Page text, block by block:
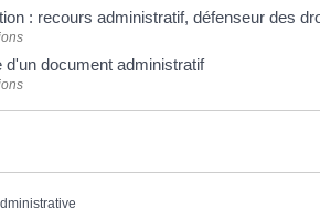
: recours administratif, défenseur des
document administratif